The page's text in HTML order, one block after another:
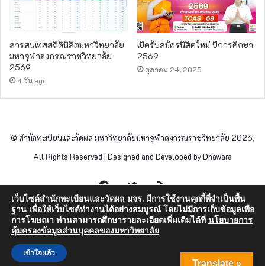
สารสนเทศสถิตินิสิตมหาวิทยาลัย
มหาจุฬาลงกรณราชวิทยาลัย
2569
4 วัน ago
เปิดรับสมัครนิสิตใหม่ ปีการศึกษา
2569
ตุลาคม 24, 2025
© สำนักทะเบียนและวัดผล มหาวิทยาลัยมหาจุฬาลงกรณราชวิทยาลัย 2026,
All Rights Reserved | Designed and Developed by Dhawara
FacebookTwitterRSS
Translate »
เว็บไซต์สำนักทะเบียนและวัดผล มจร. มีการใช้งานคุกกี้ที่จำเป็นพื้น
ฐาน เพื่อให้เว็บไซต์ทำงานได้อย่างสมบูรณ์ โดยไม่มีการเก็บข้อมูลเพื่อ
การโฆษณา ท่านสามารถศึกษารายละเอียดเพิ่มเติมได้ที่ นโยบายการ
คุ้มครองข้อมูลส่วนบุคคลของมหาวิทยาลัย
เข้าใจแล้ว